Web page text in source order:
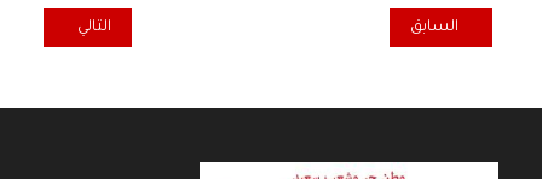
المقال السابق: في يوم الشهيد الشيوعي.. حفل مهيب في لاهاي!
السابق المقال التالي:
التالي